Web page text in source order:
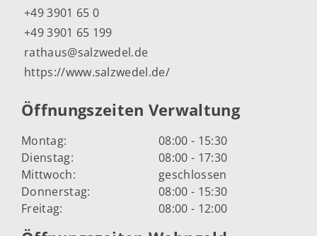
+49 3901 65 0
+49 3901 65 199
rathaus@salzwedel.de
https://www.salzwedel.de/
Öffnungszeiten Verwaltung
Montag:
08:00 - 15:30
Dienstag:
08:00 - 17:30
Mittwoch:
geschlossen
Donnerstag:
08:00 - 15:30
Freitag:
08:00 - 12:00